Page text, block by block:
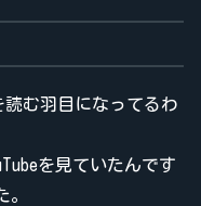
読む羽目になってるわ
を見ていたんです